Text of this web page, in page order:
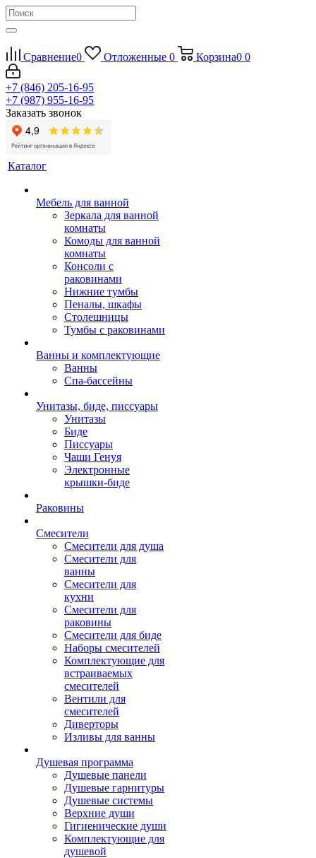
Сравнение0 Отложенные 0 Корзина0 0
+7 (846) 205-16-95
+7 (987) 955-16-95
Заказать звонок
Каталог
Мебель для ванной
Зеркала для ванной
комнаты
Комоды для ванной
комнаты
Консоли с
раковинами
Нижние тумбы
Пеналы, шкафы
Столешницы
Тумбы с раковинами
Ванны и комплектующие
Ванны
Спа-бассейны
Унитазы, биде, писсуары
Унитазы
Биде
Писсуары
Чаши Генуя
Электронные
крышки-биде
Раковины
Смесители
Смесители для душа
Смесители для
ванны
Смесители для
кухни
Смесители для
раковины
Смесители для биде
Наборы смесителей
Комплектующие для
встраиваемых
смесителей
Вентили для
смесителей
Диверторы
Изливы для ванны
Душевая программа
Душевые панели
Душевые гарнитуры
Душевые системы
Верхние души
Гигиенические души
Комплектующие для
душевой